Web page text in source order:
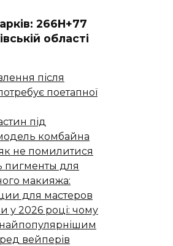
266H+77
області
після
поетапної
під
комбайна
не помилитися
пигменты для
макияжа:
для мастеров
у 2026 році: чому
вейперів